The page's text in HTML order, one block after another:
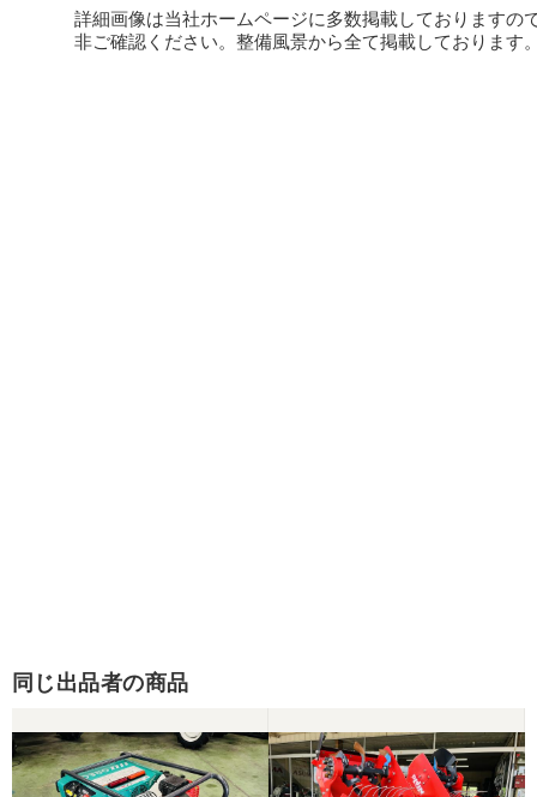
詳細画像は当社ホームページに多数掲載しておりますの
非ご確認ください。整備風景から全て掲載しております
同じ出品者の商品